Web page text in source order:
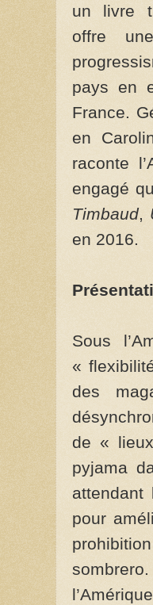
un livre
offre
pays en
France.
en
raconte
engagé
Timbaud,
en 2016.
Sous
«
des
de «
pyjama
attendant
pour